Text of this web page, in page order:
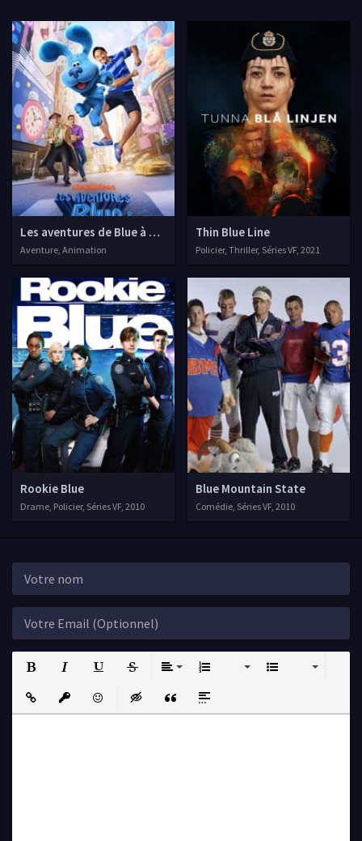
Les aventures de Blue à New York
Aventure, Animation
Thin Blue Line
Policier, Thriller, Séries VF, 2021
Rookie Blue
Drame, Policier, Séries VF, 2010
Blue Mountain State
Comédie, Séries VF, 2010
Strikethrough
Insert LinkInsert protected link
EmoticonsInsert hidden text
Insert QuoteInsert spoiler